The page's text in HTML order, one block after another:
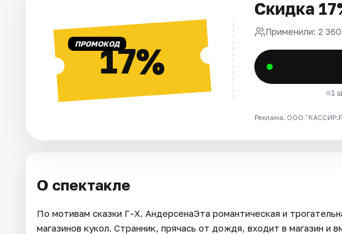
ПРОМОКОД17%
Скидка
Применили: 2 360
1
Реклама. ООО
О спектакле
По мотивам сказки Г-Х. АндерсенаЭта романтическая и
магазинов кукол. Странник, прячась от дождя, входит в магазин и